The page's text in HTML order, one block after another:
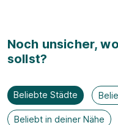
Noch unsicher,
sollst?
Beliebte Städte
Beliebt in deiner Nähe